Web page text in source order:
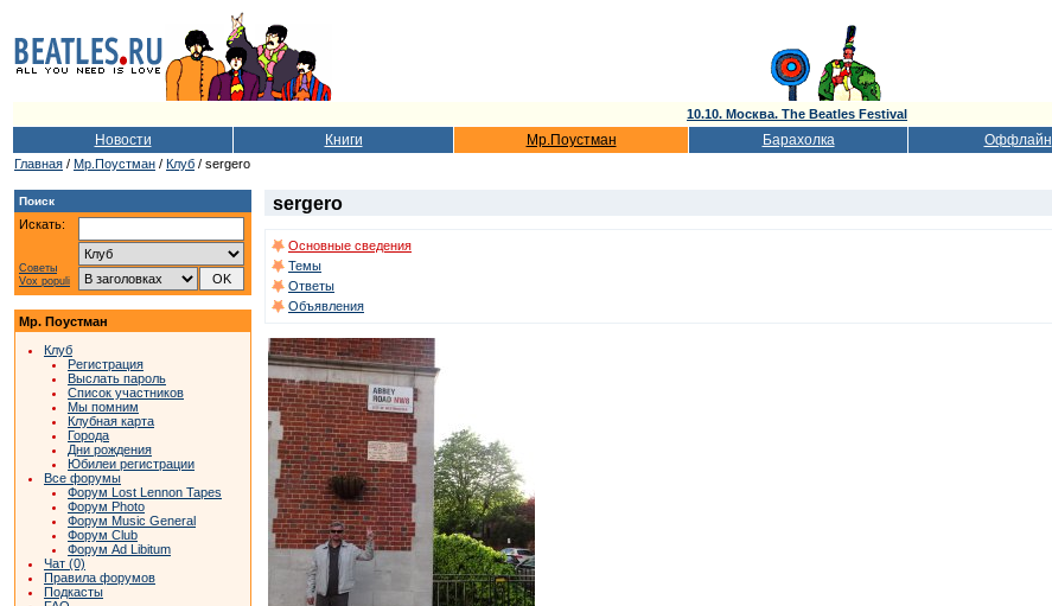
10.10. Москва. The Beatles Festival
Новости Книги Мр.Поустман Барахолка Оффлайн
Главная / Мр.Поустман / Клуб / sergero
Поиск
Искать:
Советы
Vox populi
Мр. Поустман
Клуб
Регистрация
Выслать пароль
Список участников
Мы помним
Клубная карта
Города
Дни рождения
Юбилеи регистрации
Все форумы
Форум Lost Lennon Tapes
Форум Photo
Форум Music General
Форум Club
Форум Ad Libitum
Чат (0)
Правила форумов
Подкасты
sergero
Основные сведения
Темы
Ответы
Объявления